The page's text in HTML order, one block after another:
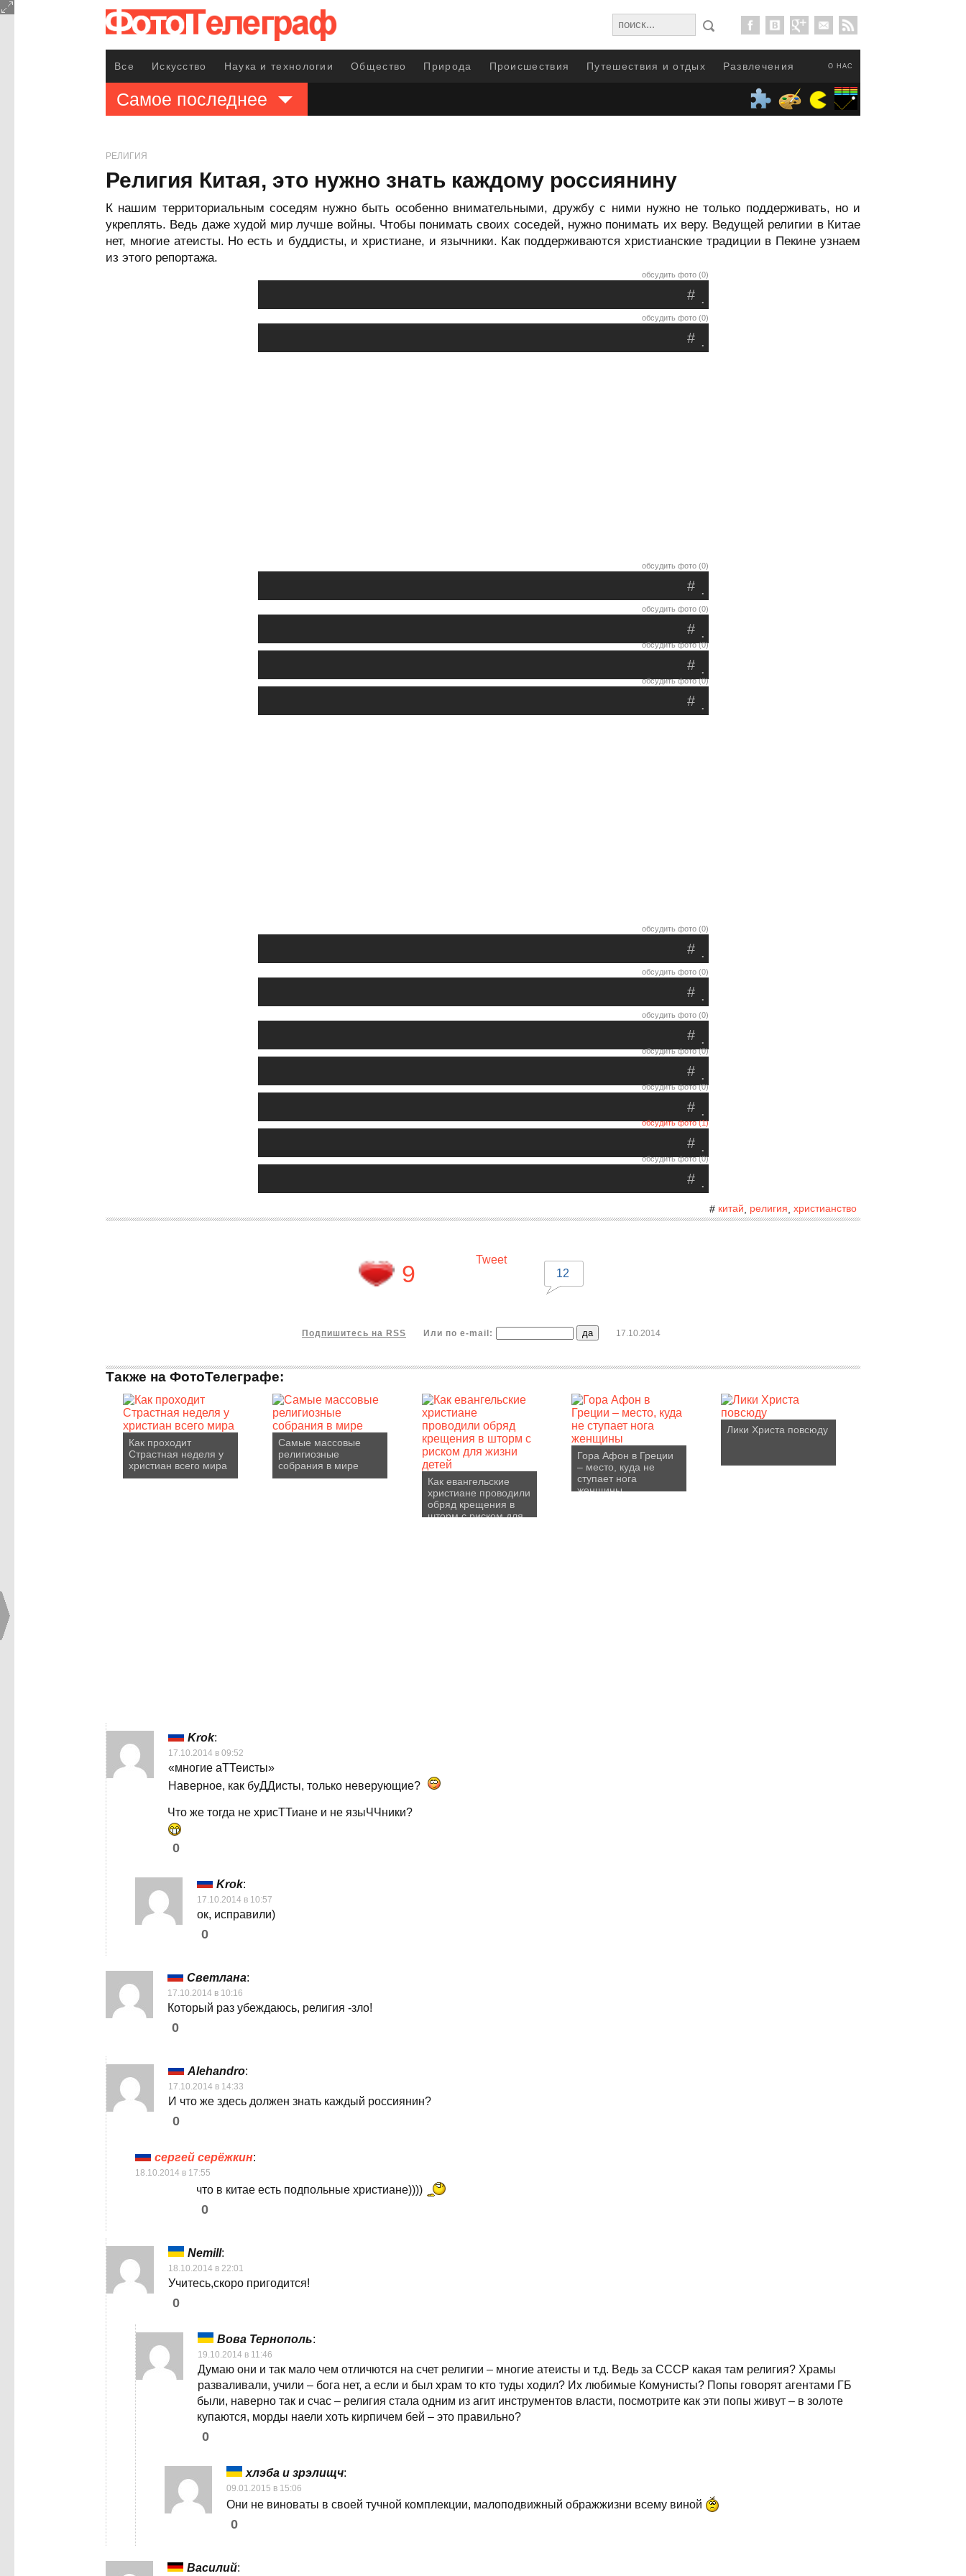
О НАС
Все Искусство Наука и технологии Общество Природа Происшествия Путешествия и отдых Развлечения
Самое последнее
РЕЛИГИЯ
Религия Китая, это нужно знать каждому россиянину
К нашим территориальным соседям нужно быть особенно внимательными, дружбу с ними нужно не только поддерживать, но и
укреплять. Ведь даже худой мир лучше войны. Чтобы понимать своих соседей, нужно понимать их веру. Ведущей религии в Китае
нет, многие атеисты. Но есть и буддисты, и христиане, и язычники. Как поддерживаются христианские традиции в Пекине узнаем
из этого репортажа.
обсудить фото (0)
.
#
обсудить фото (0)
.
#
обсудить фото (0)
.
#
обсудить фото (0)
.
#
обсудить фото (0)
.
#
обсудить фото (0)
.
#
обсудить фото (0)
.
#
обсудить фото (0)
.
#
обсудить фото (0)
.
#
обсудить фото (0)
.
#
обсудить фото (0)
.
#
обсудить фото (1)
.
#
обсудить фото (0)
.
#
# китай религия христианство
9
Tweet
12
Подпишитесь на RSS Или по e-mail: 17.10.2014
Также на ФотоТелеграфе:
Как проходит
Страстная неделя у
христиан всего мира
Самые массовые
религиозные
собрания в мире
Как евангельские
христиане проводили
обряд крещения в
шторм с риском для
Гора Афон в Греции
– место, куда не
ступает нога
женщины
Лики Христа повсюду
Krok:
17.10.2014 в 09:52
«многие аТТеисты»
Наверное, как буДДисты, только неверующие?
Что же тогда не хрисТТиане и не языЧЧники?
0
Krok:
17.10.2014 в 10:57
ок, исправили)
0
Светлана:
17.10.2014 в 10:16
Который раз убеждаюсь, религия -зло!
0
Alehandro:
17.10.2014 в 14:33
И что же здесь должен знать каждый россиянин?
0
сергей серёжкин:
18.10.2014 в 17:55
что в китае есть подпольные христиане))))
0
Nemill:
18.10.2014 в 22:01
Учитесь,скоро пригодится!
0
Вова Тернополь:
19.10.2014 в 11:46
Думаю они и так мало чем отличются на счет религии – многие атеисты и т.д. Ведь за СССР какая там религия? Храмы
разваливали, учили – бога нет, а если и был храм то кто туды ходил? Их любимые Комунисты? Попы говорят агентами ГБ
были, наверно так и счас – религия стала одним из агит инструментов власти, посмотрите как эти попы живут – в золоте
купаются, морды наели хоть кирпичем бей – это правильно?
0
хлэба и зрэлищч:
09.01.2015 в 15:06
Они не виноваты в своей тучной комплекции, малоподвижный ображжизни всему виной
0
Василий: